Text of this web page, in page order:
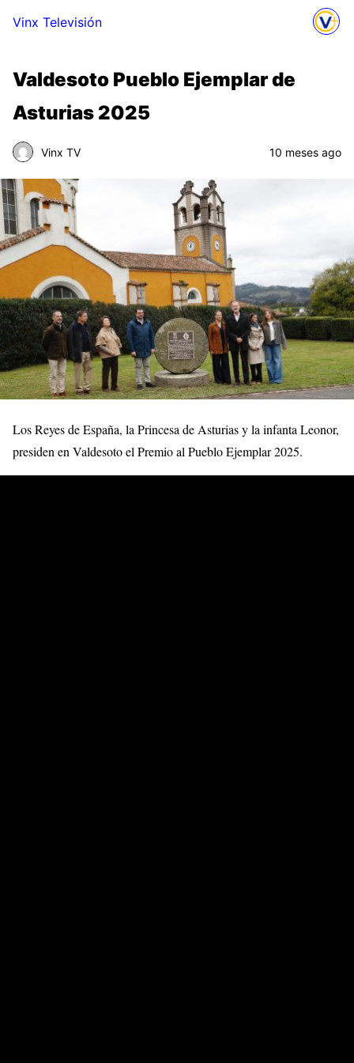
Vinx Televisión
Valdesoto Pueblo Ejemplar de
Asturias 2025
Vinx TV 10 meses ago
Los Reyes de España, la Princesa de Asturias y la infanta Leonor,
presiden en Valdesoto el Premio al Pueblo Ejemplar 2025.